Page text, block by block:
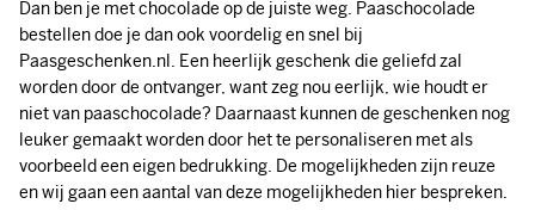
Dan ben je met chocolade op de juiste weg. Paaschocolade
bestellen doe je dan ook voordelig en snel bij
Paasgeschenken.nl. Een heerlijk geschenk die geliefd zal
worden door de ontvanger, want zeg nou eerlijk, wie houdt er
niet van paaschocolade? Daarnaast kunnen de geschenken nog
leuker gemaakt worden door het te personaliseren met als
voorbeeld een eigen bedrukking. De mogelijkheden zijn reuze
en wij gaan een aantal van deze mogelijkheden hier bespreken.